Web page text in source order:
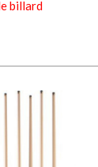
billard